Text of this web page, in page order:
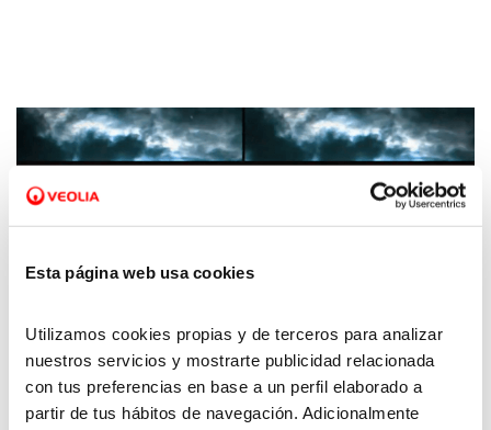
Esta página web usa cookies
Utilizamos cookies propias y de terceros para analizar
nuestros servicios y mostrarte publicidad relacionada
con tus preferencias en base a un perfil elaborado a
partir de tus hábitos de navegación. Adicionalmente
29 AGO 2025
La Meteo con Picó - 29 de agosto de 2025